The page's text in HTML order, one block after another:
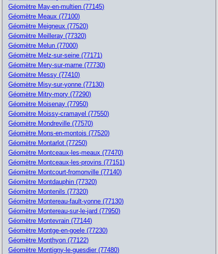
Géomètre May-en-multien (77145)
Géomètre Meaux (77100)
Géomètre Meigneux (77520)
Géomètre Meilleray (77320)
Géomètre Melun (77000)
Géomètre Melz-sur-seine (77171)
Géomètre Mery-sur-marne (77730)
Géomètre Messy (77410)
Géomètre Misy-sur-yonne (77130)
Géomètre Mitry-mory (77290)
Géomètre Moisenay (77950)
Géomètre Moissy-cramayel (77550)
Géomètre Mondreville (77570)
Géomètre Mons-en-montois (77520)
Géomètre Montarlot (77250)
Géomètre Montceaux-les-meaux (77470)
Géomètre Montceaux-les-provins (77151)
Géomètre Montcourt-fromonville (77140)
Géomètre Montdauphin (77320)
Géomètre Montenils (77320)
Géomètre Montereau-fault-yonne (77130)
Géomètre Montereau-sur-le-jard (77950)
Géomètre Montevrain (77144)
Géomètre Montge-en-goele (77230)
Géomètre Monthyon (77122)
Géomètre Montigny-le-guesdier (77480)